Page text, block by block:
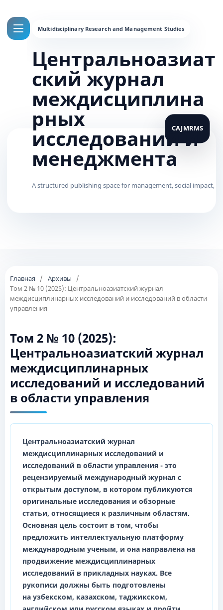
Центральноазиат
ский журнал
междисциплина
рных
исследований и
менеджмента
Главная / Архивы
/
Том 2 № 10 (2025): Центральноазиатский журнал
междисциплинарных исследований и исследований в области
управления
Том 2 № 10 (2025):
Центральноазиатский журнал
междисциплинарных
исследований и исследований
в области управления
Центральноазиатский журнал
междисциплинарных исследований и
исследований в области управления- это
рецензируемый международный журнал с
открытым доступом, в котором публикуются
оригинальные исследования и обзорные
статьи, относящиеся к различным областям.
Основная цель состоит в том, чтобы
предложить интеллектуальную платформу
международным ученым, и она направлена на
продвижение междисциплинарных
исследований в прикладных науках. Все
рукописи должны быть подготовлены
на узбекском, казахском, таджикском,